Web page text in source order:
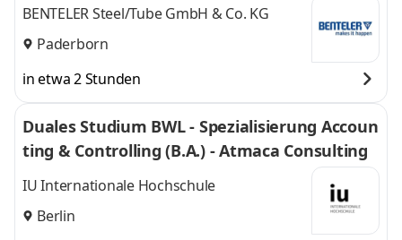
BENTELER Steel/Tube GmbH & Co. KG
Paderborn
in etwa 2 Stunden
Duales Studium BWL - Spezialisierung Accoun
ting & Controlling (B.A.) - Atmaca Consulting
IU Internationale Hochschule
Berlin